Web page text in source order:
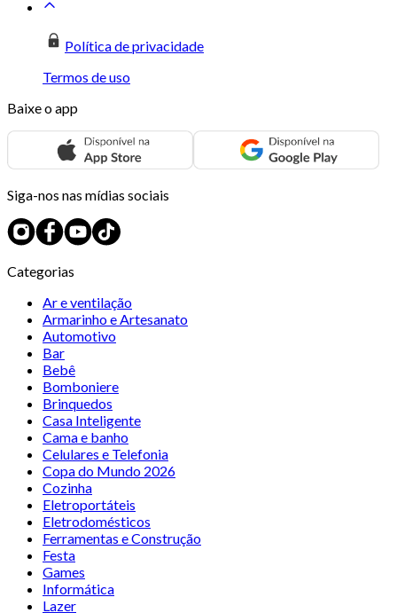
Política de privacidade
Termos de uso
Baixe o app
Siga-nos nas mídias sociais
Categorias
Ar e ventilação
Armarinho e Artesanato
Automotivo
Bar
Bebê
Bomboniere
Brinquedos
Casa Inteligente
Cama e banho
Celulares e Telefonia
Copa do Mundo 2026
Cozinha
Eletroportáteis
Eletrodomésticos
Ferramentas e Construção
Festa
Games
Informática
Lazer